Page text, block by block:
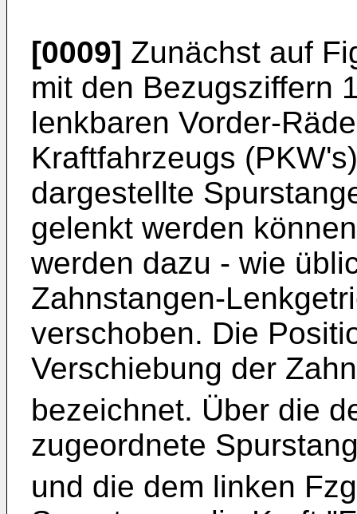
[0009] Zunächst auf
mit den Bezugsziffern
lenkbaren Vorder-
Kraftfahrzeugs
dargestellte
gelenkt werden
werden dazu - wie
Zahnstangen-
verschoben. Die
Verschiebung der
bezeichnet. Über die
zugeordnete
und die dem linken